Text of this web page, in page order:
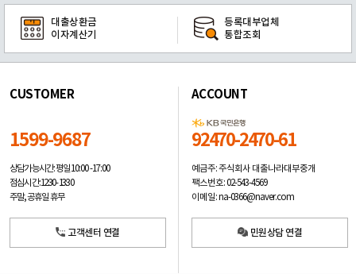
대출상환금
이자계산기
등록대부업체
통합조회
CUSTOMER
1599-9687
상담가능시간: 평일10:00 -17:00
점심시간: 12:30 - 13:30
주말, 공휴일 휴무
고객센터 연결
ACCOUNT
92470-2470-61
예금주: 주식회사 대출나라대부중개
팩스번호: 02-543-4569
이메일: na-0366@naver.com
민원상담 연결